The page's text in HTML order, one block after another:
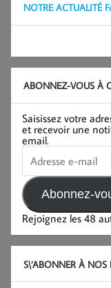
NOTRE ACTUALITÉ
ABONNEZ-VOUS À
Saisissez votre
et recevoir une
email.
Adresse
e-
mail
Abonnez-
Rejoignez les 48
S\’ABONNER À NOS